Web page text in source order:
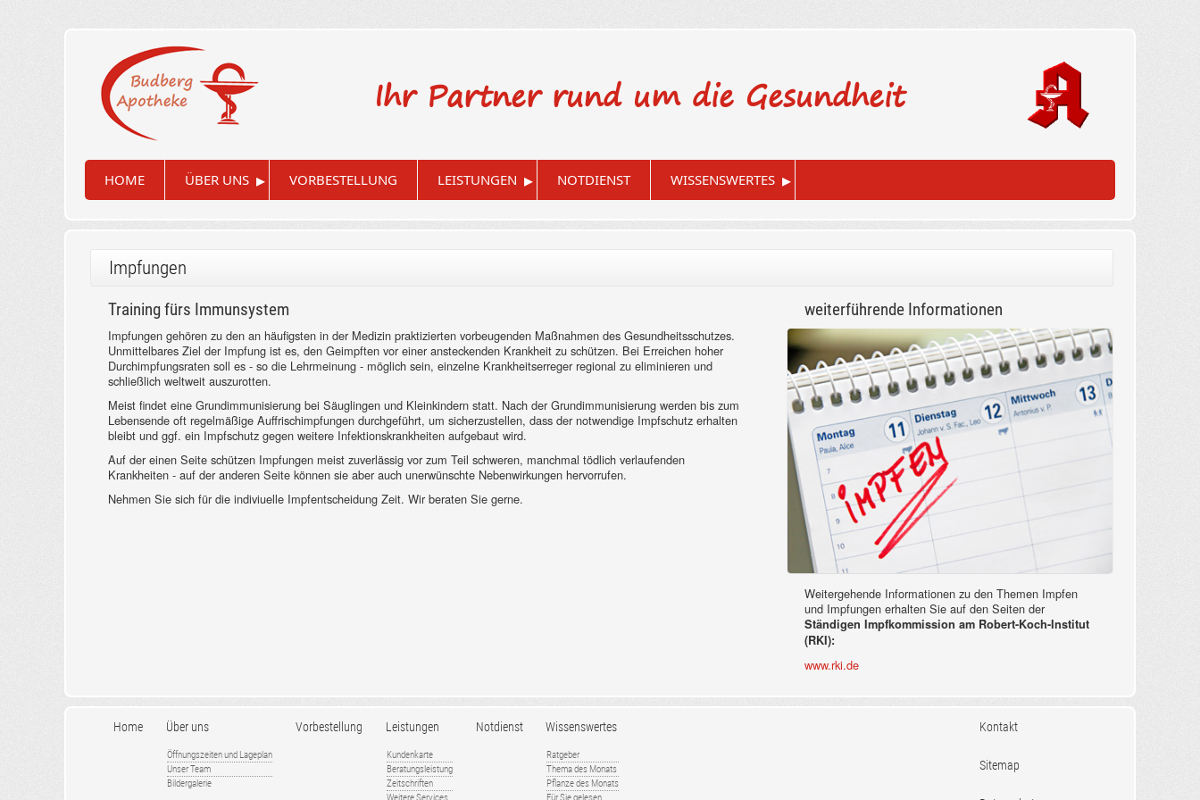
Ihr Partner rund um die Gesundheit
HOME ÜBER UNS ▸ VORBESTELLUNG LEISTUNGEN ▸ NOTDIENST WISSENSWERTES ▸
Impfungen
Training fürs Immunsystem
Impfungen gehören zu den an häufigsten in der Medizin praktizierten vorbeugenden Maßnahmen des Gesundheitsschutzes.
Unmittelbares Ziel der Impfung ist es, den Geimpften vor einer ansteckenden Krankheit zu schützen. Bei Erreichen hoher
Durchimpfungsraten soll es - so die Lehrmeinung - möglich sein, einzelne Krankheitserreger regional zu eliminieren und
schließlich weltweit auszurotten.
Meist findet eine Grundimmunisierung bei Säuglingen und Kleinkindern statt. Nach der Grundimmunisierung werden bis zum
Lebensende oft regelmäßige Auffrischimpfungen durchgeführt, um sicherzustellen, dass der notwendige Impfschutz erhalten
bleibt und ggf. ein Impfschutz gegen weitere Infektionskrankheiten aufgebaut wird.
Auf der einen Seite schützen Impfungen meist zuverlässig vor zum Teil schweren, manchmal tödlich verlaufenden
Krankheiten - auf der anderen Seite können sie aber auch unerwünschte Nebenwirkungen hervorrufen.
Nehmen Sie sich für die indiviuelle Impfentscheidung Zeit. Wir beraten Sie gerne.
weiterführende Informationen
Weitergehende Informationen zu den Themen Impfen
und Impfungen erhalten Sie auf den Seiten der
Ständigen Impfkommission am Robert-Koch-Institut
(RKI):
www.rki.de
Home Über uns
Öffnungszeiten und Lageplan
Unser Team
Bildergalerie
Vorbestellung Leistungen
Kundenkarte
Beratungsleistung
Zeitschriften
Notdienst Wissenswertes
Ratgeber
Thema des Monats
Pflanze des Monats
Kontakt
Sitemap